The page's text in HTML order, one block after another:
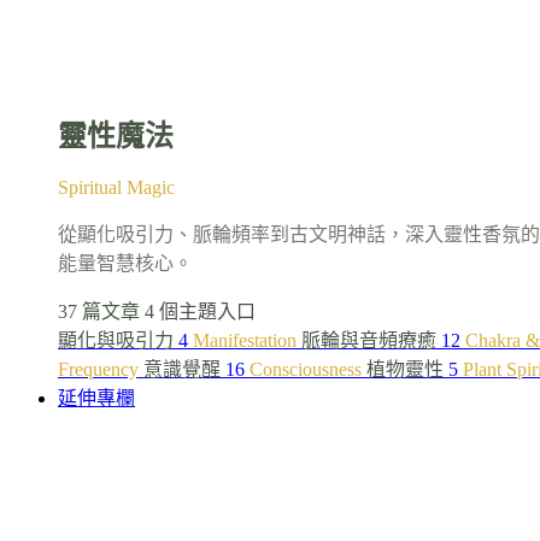
靈性魔法
Spiritual Magic
從顯化吸引力、脈輪頻率到古文明神話，深入靈性香氛的
能量智慧核心。
37 篇文章 4 個主題入口
顯化與吸引力 4 Manifestation 脈輪與音頻療癒 12 Chakra &
Frequency 意識覺醒 16 Consciousness 植物靈性 5 Plant
延伸專欄